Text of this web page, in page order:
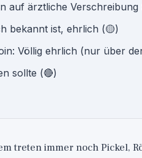
auf ärztliche Verschreibung
bekannt ist, ehrlich (🟡)
Völlig ehrlich (nur über
sollte (🔴)
treten immer noch Pickel,